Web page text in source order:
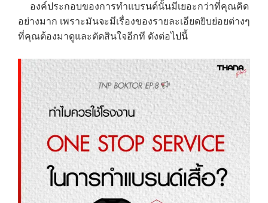
องค์ประกอบของการทำแบรนด์นั้นมีเยอะกว่าที่คุณคิด
อย่างมาก เพราะมันจะมีเรื่องของรายละเอียดยิบย่อยต่างๆ
ที่คุณต้องมาดูและตัดสินใจอีกที ดังต่อไปนี้